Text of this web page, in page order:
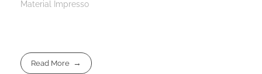
Material Impresso
Read More